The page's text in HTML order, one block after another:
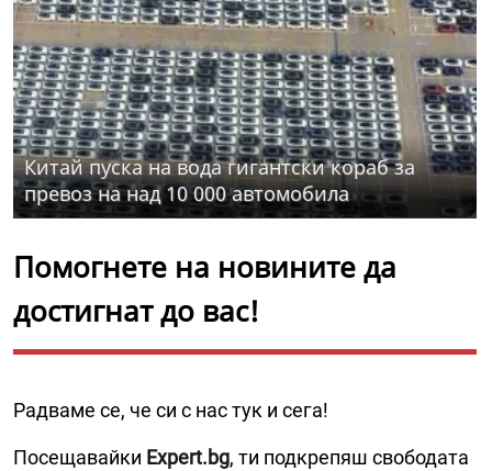
Китай пуска на вода гигантски кораб за
превоз на над 10 000 автомобила
Помогнете на новините да
достигнат до вас!
Радваме се, че си с нас тук и сега!
Посещавайки Expert.bg, ти подкрепяш свободата